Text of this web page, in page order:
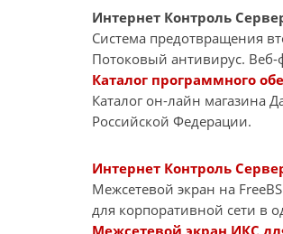
Интернет Контроль
Система предотвращения
Потоковый антивирус.
Каталог программного
Каталог он-лайн магазина
Российской Федерации.
Интернет Контроль
Межсетевой экран на
для корпоративной сети в